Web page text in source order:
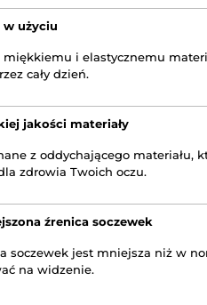
w użyciu
miękkiemu i elastycznemu
cały dzień.
jakości materiały
z oddychającego materiału,
zdrowia Twoich oczu.
źrenica soczewek
soczewek jest mniejsza niż w
na widzenie.